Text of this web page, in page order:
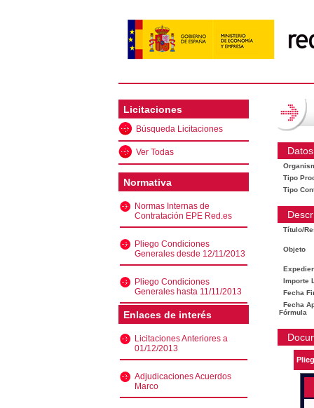
Licitaciones
Búsqueda Licitaciones
Ver Todas
Normativa
Normas Internas de
Contratación EPE Red.es
Pliego Condiciones
Generales desde 12/11/2013
Pliego Condiciones
Generales hasta 11/11/2013
Enlaces de interés
Licitaciones Anteriores a
01/12/2013
Adjudicaciones Acuerdos
Marco
Tipo
Tipo
Título/
Objeto
Importe
Fecha
Fecha
Fórmula